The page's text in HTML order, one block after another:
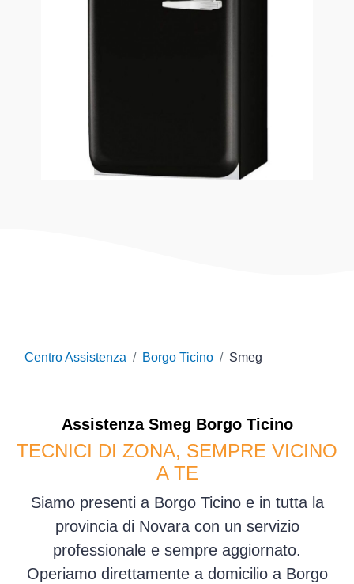
Centro Assistenza Borgo Ticino Smeg
Assistenza Smeg Borgo Ticino
TECNICI DI ZONA, SEMPRE VICINO
A TE
Siamo presenti a Borgo Ticino e in tutta la
provincia di Novara con un servizio
professionale e sempre aggiornato.
Operiamo direttamente a domicilio a Borgo